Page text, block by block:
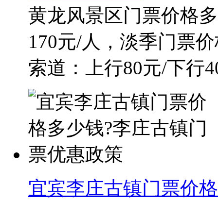
黄龙风景区门票价格
170元/人，淡季门票
索道：上行80元/下行
宜宾李庄古镇门票价